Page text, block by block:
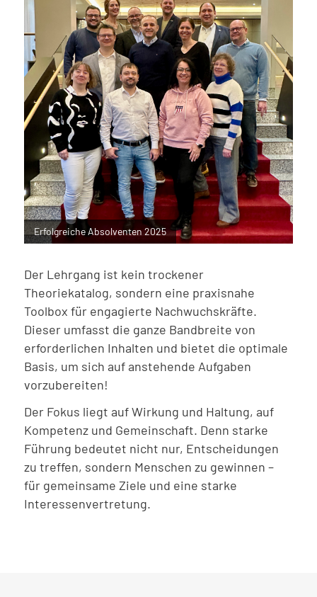
Erfolgreiche Absolventen 2025
Der Lehrgang ist kein trockener
Theoriekatalog, sondern eine praxisnahe
Toolbox für engagierte Nachwuchskräfte.
Dieser umfasst die ganze Bandbreite von
erforderlichen Inhalten und bietet die optimale
Basis, um sich auf anstehende Aufgaben
vorzubereiten!
Der Fokus liegt auf Wirkung und Haltung, auf
Kompetenz und Gemeinschaft. Denn starke
Führung bedeutet nicht nur, Entscheidungen
zu treffen, sondern Menschen zu gewinnen –
für gemeinsame Ziele und eine starke
Interessenvertretung.